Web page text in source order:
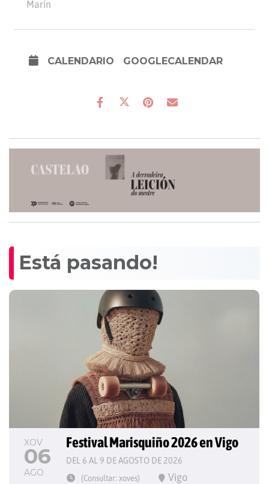
Marín
CALENDARIO GOOGLECALENDAR
Está pasando!
XOV
06
AGO
Festival Marisquiño 2026 en Vigo
DEL 6 AL 9 DE AGOSTO DE 2026
(Consultar: xoves) Vigo